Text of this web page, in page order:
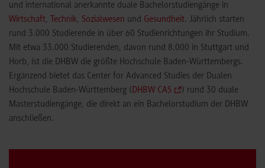
und international anerkannte duale Bachelorstudiengänge in
Wirtschaft, Technik, Sozialwesen und Gesundheit. Jährlich starten
rund 3.000 Studierende in über 60 Studienrichtungen ihr Studium.
Mit etwa 33.000 Studierenden, davon rund 8.000 in Stuttgart und
Horb, ist die DHBW die größte Hochschule Baden-Württembergs.
Ergänzend bietet das Center for Advanced Studies der Dualen
Hochschule Baden-Württemberg (DHBW CAS
) rund 30 duale
Masterstudiengänge, die direkt an ein Bachelorstudium der DHBW
anschließen.